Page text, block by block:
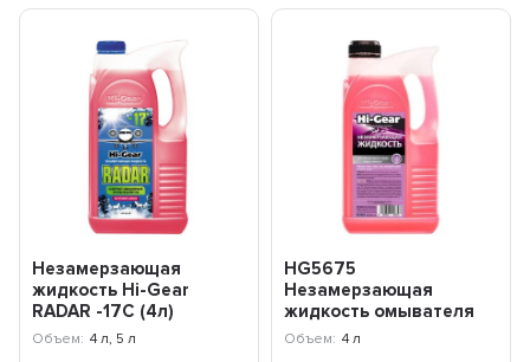
Незамерзающая
жидкость Hi-Gear
RADAR -17C (4л)
HG5689N
Объем: 4 л, 5 л
HG5675
Незамерзающая
жидкость омывателя
4л (до -15С)
Объем: 4 л